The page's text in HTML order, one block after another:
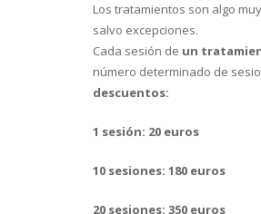
Los tratamientos son algo
salvo excepciones.
Cada sesión de un
número determinado de
descuentos:
1 sesión: 20 euros
10 sesiones: 180 euros
20 sesiones: 350 euros